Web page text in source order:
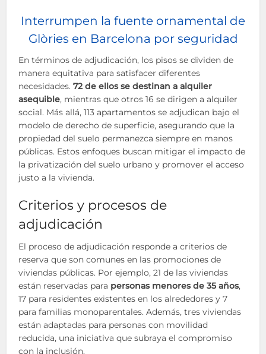
Interrumpen la fuente ornamental de
Glòries en Barcelona por seguridad
En términos de adjudicación, los pisos se dividen de
manera equitativa para satisfacer diferentes
necesidades.72 de ellos se destinan a alquiler
asequible, mientras que otros 16 se dirigen a alquiler
social. Más allá, 113 apartamentos se adjudican bajo el
modelo de derecho de superficie, asegurando que la
propiedad del suelo permanezca siempre en manos
públicas. Estos enfoques buscan mitigar el impacto de
la privatización del suelo urbano y promover el acceso
justo a la vivienda.
Criterios y procesos de
adjudicación
El proceso de adjudicación responde a criterios de
reserva que son comunes en las promociones de
viviendas públicas. Por ejemplo, 21 de las viviendas
están reservadas para personas menores de 35 años,
17 para residentes existentes en los alrededores y 7
para familias monoparentales. Además, tres viviendas
están adaptadas para personas con movilidad
reducida, una iniciativa que subraya el compromiso
con la inclusión.